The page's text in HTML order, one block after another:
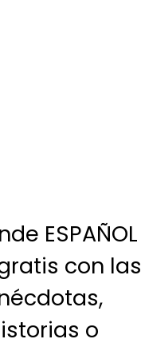
ESPAÑOL
gratis con las
o